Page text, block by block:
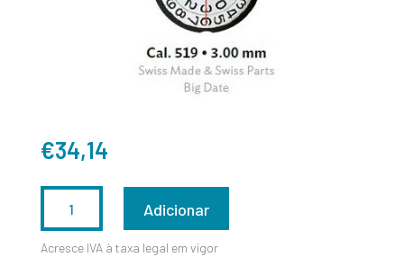
€34,14
DE
Adicionar
Acresce IVA à taxa legal em vigor